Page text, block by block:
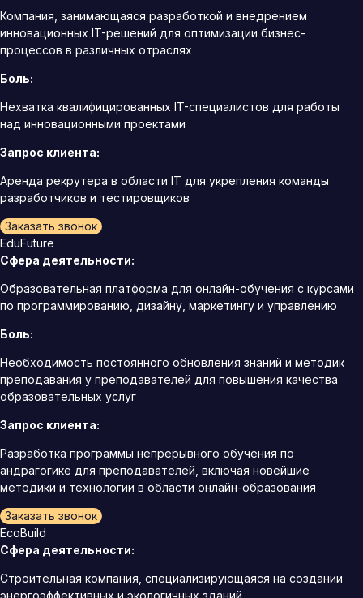
Компания, занимающаяся разработкой и внедрением
инновационных IT-решений для оптимизации бизнес-
процессов в различных отраслях
Боль:
Нехватка квалифицированных IT-специалистов для работы
над инновационными проектами
Запрос клиента:
Аренда рекрутера в области IT для укрепления команды
разработчиков и тестировщиков
Заказать звонок
EduFuture
Сфера деятельности:
Образовательная платформа для онлайн-обучения с курсами
по программированию, дизайну, маркетингу и управлению
Боль:
Необходимость постоянного обновления знаний и методик
преподавания у преподавателей для повышения качества
образовательных услуг
Запрос клиента:
Разработка программы непрерывного обучения по
андрагогике для преподавателей, включая новейшие
методики и технологии в области онлайн-образования
Заказать звонок
EcoBuild
Сфера деятельности:
Строительная компания, специализирующаяся на создании
энергоэффективных и экологичных зданий